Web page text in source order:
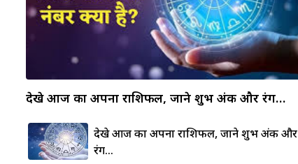
देखे आज का अपना राशिफल, जाने शुभ अंक और रंग…
देखे आज का अपना राशिफल, जाने शुभ अंक और
रंग…